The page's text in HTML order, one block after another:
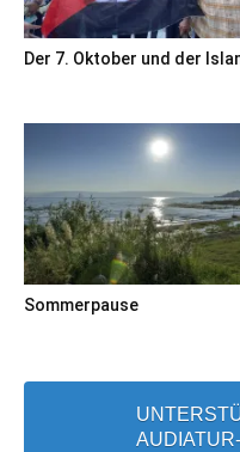
Der 7. Oktober und der
Sommerpause